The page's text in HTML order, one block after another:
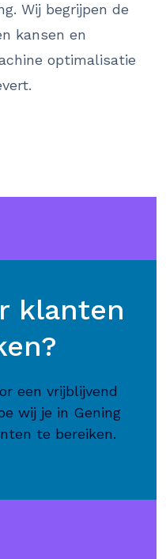
Wij begrijpen de
kansen en
optimalisatie
klanten
een vrijblijvend
wij je in Gening
te bereiken.